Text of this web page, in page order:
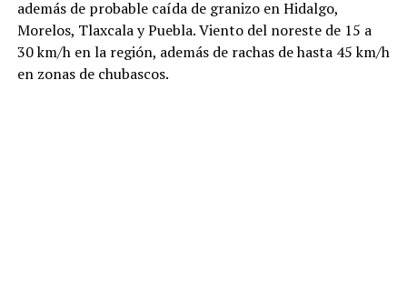
además de probable caída de granizo en Hidalgo,
Morelos, Tlaxcala y Puebla. Viento del noreste de 15 a
30 km/h en la región, además de rachas de hasta 45 km/h
en zonas de chubascos.